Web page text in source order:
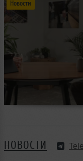
Новости
НОВОСТИ